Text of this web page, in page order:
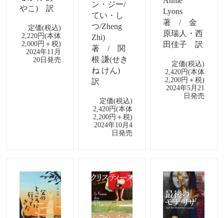
やこ) 訳
定価(税込)
2,220円(本体
2,000円＋税)
2024年11月
20日発売
ン・ジー/
てい・し
つ/Zheng
Zhi)
著 / 関
根 謙(せき
ね けん)
訳
定価(税込)
2,420円(本体
2,200円＋税)
2024年10月4
日発売
Lyons
著 / 金
原瑞人・西
田佳子 訳
定価(税込)
2,420円(本体
2,200円＋税)
2024年5月21
日発売